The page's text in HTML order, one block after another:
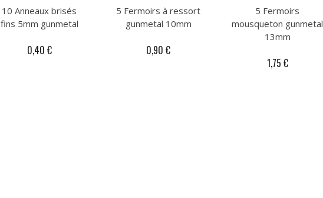
10 Anneaux brisés
fins 5mm gunmetal
0,40 €
5 Fermoirs à ressort
gunmetal 10mm
0,90 €
5 Fermoirs
mousqueton gunmetal
13mm
1,75 €